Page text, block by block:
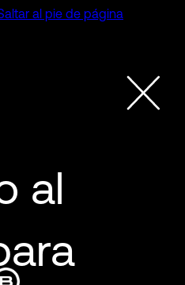
al pie de página
al